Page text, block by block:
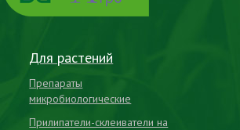
Для растений
Препараты
микробиологические
Прилипатели-склеиватели на